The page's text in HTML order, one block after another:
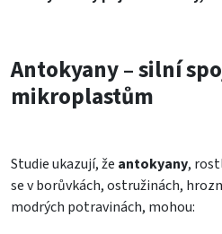
Antokyany – silní
mikroplastům
Studie ukazují, že antokyany,
se v borůvkách, ostružinách,
modrých potravinách, mohou: